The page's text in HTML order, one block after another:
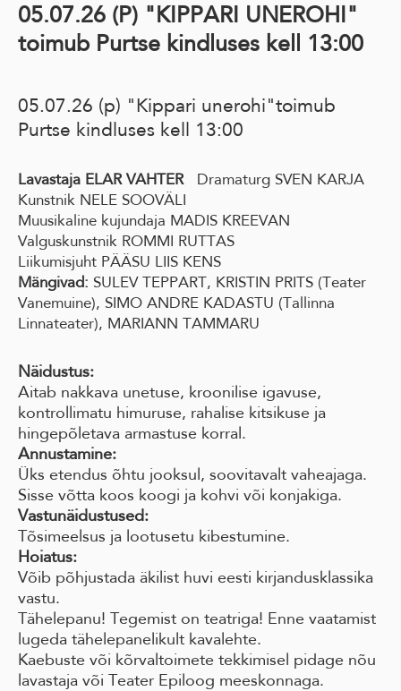
05.07.26 (P) "KIPPARI UNEROHI"
toimub Purtse kindluses kell 13:00
05.07.26 (p) "Kippari unerohi"toimub
Purtse kindluses kell 13:00
Lavastaja ELAR VAHTER Dramaturg SVEN KARJA
Kunstnik NELE SOOVÄLI
Muusikaline kujundaja MADIS KREEVAN
Valguskunstnik ROMMI RUTTAS
Liikumisjuht PÄÄSU LIIS KENS
Mängivad: SULEV TEPPART, KRISTIN PRITS (Teater
Vanemuine), SIMO ANDRE KADASTU (Tallinna
Linnateater), MARIANN TAMMARU
Näidustus:
Aitab nakkava unetuse, kroonilise igavuse,
kontrollimatu himuruse, rahalise kitsikuse ja
hingepõletava armastuse korral.
Annustamine:
Üks etendus õhtu jooksul, soovitavalt vaheajaga.
Sisse võtta koos koogi ja kohvi või konjakiga.
Vastunäidustused:
Tõsimeelsus ja lootusetu kibestumine.
Hoiatus:
Võib põhjustada äkilist huvi eesti kirjandusklassika
vastu.
Tähelepanu! Tegemist on teatriga! Enne vaatamist
lugeda tähelepanelikult kavalehte.
Kaebuste või kõrvaltoimete tekkimisel pidage nõu
lavastaja või Teater Epiloog meeskonnaga.